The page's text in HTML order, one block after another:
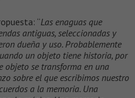
“Las enaguas que
antiguas, seleccionadas y
dueña y uso. Probablemente
un objeto tiene historia, por
objeto se transforma en una
sobre el que escribimos nuestro
a la memoria. Una